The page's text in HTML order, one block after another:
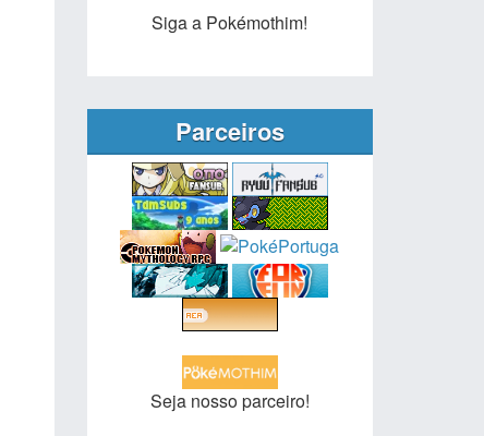
Siga a Pokémothim!
Parceiros
Seja nosso parceiro!